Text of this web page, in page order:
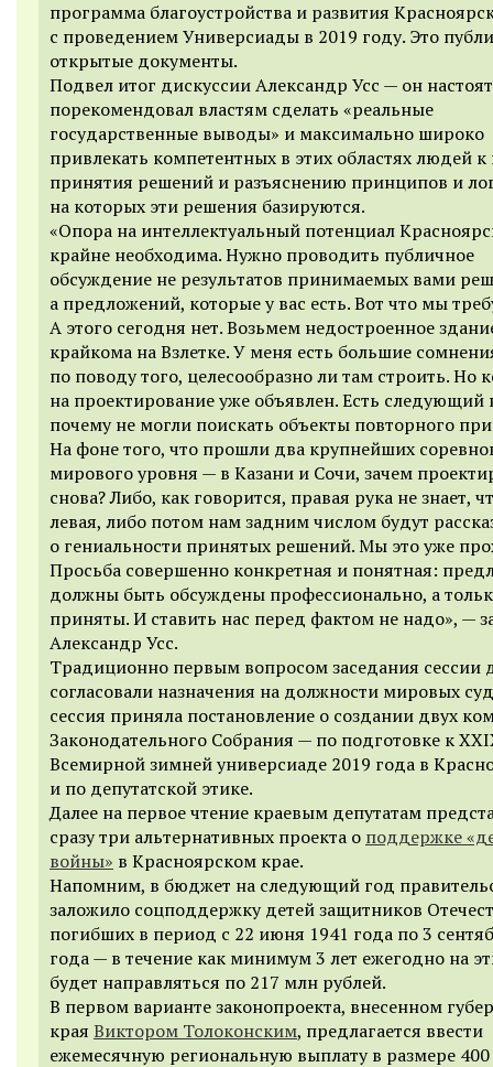
программа благоустройства и развития
с проведением Универсиады в 2019 году. Это
открытые документы.
Подвел итог дискуссии Александр Усс — он
порекомендовал властям сделать «реальные
государственные выводы» и максимально широко
привлекать компетентных в этих областях людей к
принятия решений и разъяснению принципов и
на которых эти решения базируются.
«Опора на интеллектуальный потенциал
крайне необходима. Нужно проводить публичное
обсуждение не результатов принимаемых вами
а предложений, которые у вас есть. Вот что мы
А этого сегодня нет. Возьмем недостроенное
крайкома на Взлетке. У меня есть большие
по поводу того, целесообразно ли там строить. Но
на проектирование уже объявлен. Есть следующий
почему не могли поискать объекты повторного
На фоне того, что прошли два крупнейших
мирового уровня — в Казани и Сочи, зачем
снова? Либо, как говорится, правая рука не знает,
левая, либо потом нам задним числом будут
о гениальности принятых решений. Мы это уже
Просьба совершенно конкретная и понятная:
должны быть обсуждены профессионально, а
приняты. И ставить нас перед фактом не надо», —
Александр Усс.
Традиционно первым вопросом заседания сессии
согласовали назначения на должности мировых
сессия приняла постановление о создании двух
Законодательного Собрания — по подготовке к
Всемирной зимней универсиаде 2019 года в
и по депутатской этике.
Далее на первое чтение краевым депутатам
сразу три альтернативных проекта о поддержке
войны» в Красноярском крае.
Напомним, в бюджет на следующий год
заложило соцподдержку детей защитников
погибших в период с 22 июня 1941 года по 3
года — в течение как минимум 3 лет ежегодно на
будет направляться по 217 млн рублей.
В первом варианте законопроекта, внесенном
края Виктором Толоконским, предлагается ввести
ежемесячную региональную выплату в размере